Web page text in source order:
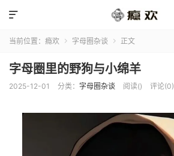

当前位置： 瘾欢  字母圈杂谈  正文
字母圈里的野狗与小绵羊
2025-12-01 分类： 字母圈杂谈 阅读() 评论(0)